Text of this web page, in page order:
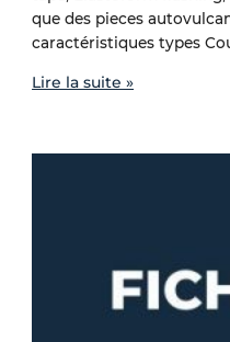
que des pieces
caractéristiques types
Lire la suite »